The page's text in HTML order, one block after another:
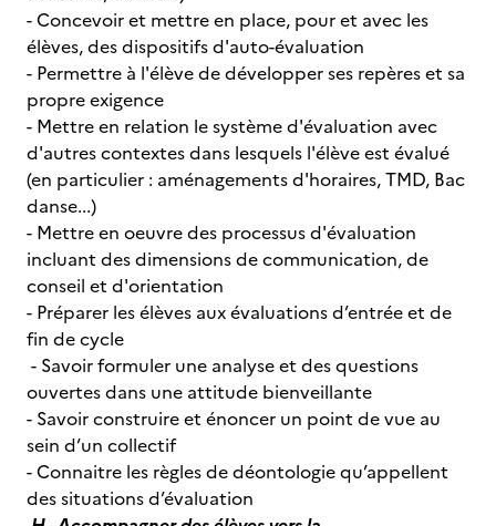
- Concevoir et mettre en place, pour et avec les
élèves, des dispositifs d'auto-évaluation
- Permettre à l'élève de développer ses repères et sa
propre exigence
- Mettre en relation le système d'évaluation avec
d'autres contextes dans lesquels l'élève est évalué
(en particulier : aménagements d'horaires, TMD, Bac
danse...)
- Mettre en oeuvre des processus d'évaluation
incluant des dimensions de communication, de
conseil et d'orientation
- Préparer les élèves aux évaluations d’entrée et de
fin de cycle
- Savoir formuler une analyse et des questions
ouvertes dans une attitude bienveillante
- Savoir construire et énoncer un point de vue au
sein d’un collectif
- Connaitre les règles de déontologie qu’appellent
des situations d’évaluation